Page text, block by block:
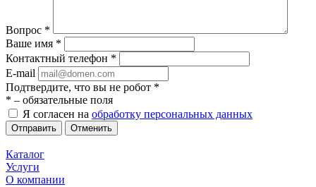
Вопрос *
Ваше имя *
Контактный телефон *
E-mail
Подтвердите, что вы не робот *
* – обязательные поля
Я согласен на обработку персональных данных
Отменить
Каталог
Услуги
О компании